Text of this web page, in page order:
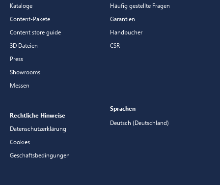
Kataloge
Content-Pakete
Content store guide
3D Dateien
Press
Showrooms
Messen
Häufig gestellte Fragen
Garantien
Handbucher
CSR
Rechtliche Hinweise
Datenschutzerklärung
Cookies
Geschaftsbedingungen
Sprachen
Deutsch (Deutschland)